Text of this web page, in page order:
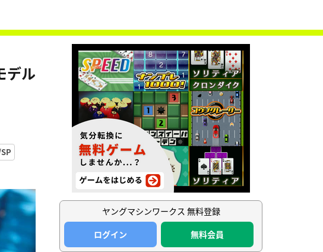
デル
ヤングマシンワークス 無料登録
ログイン
無料会員